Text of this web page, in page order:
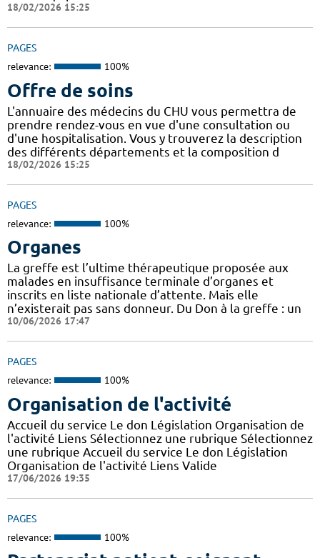
18/02/2026 15:25
PAGES
relevance: 100%
Offre de soins
L'annuaire des médecins du CHU vous permettra de
prendre rendez-vous en vue d'une consultation ou
d'une hospitalisation. Vous y trouverez la description
des différents départements et la composition d
18/02/2026 15:25
PAGES
relevance: 100%
Organes
La greffe est l’ultime thérapeutique proposée aux
malades en insuffisance terminale d’organes et
inscrits en liste nationale d’attente. Mais elle
n’existerait pas sans donneur. Du Don à la greffe : un
10/06/2026 17:47
PAGES
relevance: 100%
Organisation de l'activité
Accueil du service Le don Législation Organisation de
l'activité Liens Sélectionnez une rubrique Sélectionnez
une rubrique Accueil du service Le don Législation
Organisation de l'activité Liens Valide
17/06/2026 19:35
PAGES
relevance: 100%